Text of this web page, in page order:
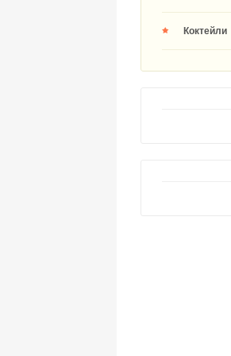
Коктейли